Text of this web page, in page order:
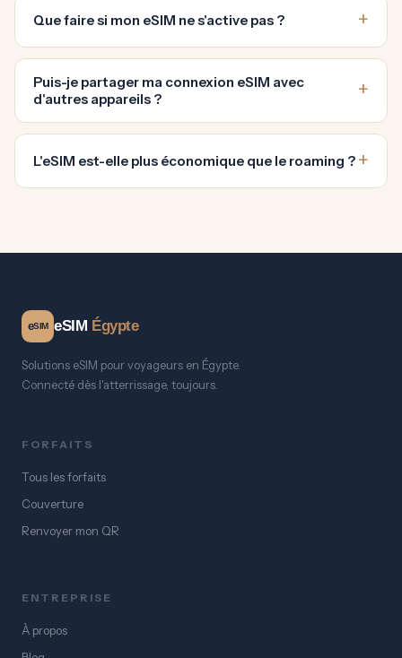
Que faire si mon eSIM ne s'active pas ?
Puis-je partager ma connexion eSIM avec
d'autres appareils ?
L'eSIM est-elle plus économique que le roaming ?
eSIM eSIM Égypte
Solutions eSIM pour voyageurs en Égypte.
Connecté dès l'atterrissage, toujours.
FORFAITS
Tous les forfaits
Couverture
Renvoyer mon QR
ENTREPRISE
À propos